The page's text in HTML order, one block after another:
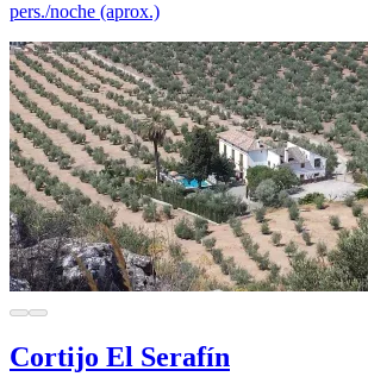
pers./noche (aprox.)
Cortijo El Serafín